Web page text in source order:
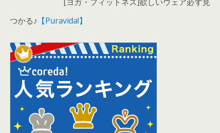
つかる♪ 【Puravida!】